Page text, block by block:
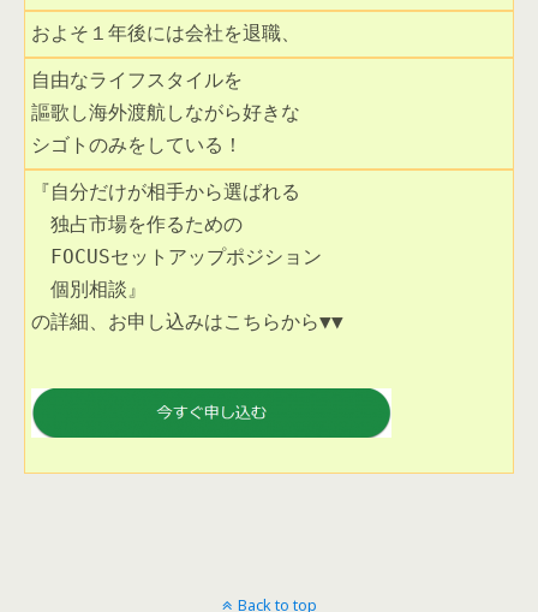
およそ１年後には会社を退職、
自由なライフスタイルを
謳歌し海外渡航しながら好きな
シゴトのみをしている！
『自分だけが相手から選ばれる
独占市場を作るための
FOCUSセットアップポジション
個別相談』
の詳細、お申し込みはこちらから▼▼
Back to top